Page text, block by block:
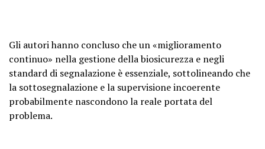
Gli autori hanno concluso che un «miglioramento
continuo» nella gestione della biosicurezza e negli
standard di segnalazione è essenziale, sottolineando che
la sottosegnalazione e la supervisione incoerente
probabilmente nascondono la reale portata del
problema.